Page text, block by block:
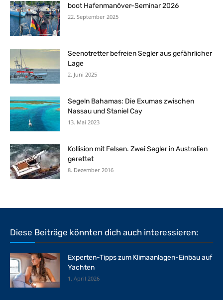
boot Hafenmanöver-Seminar 2026
22. September 2025
Seenotretter befreien Segler aus gefährlicher
Lage
2. Juni 2025
Segeln Bahamas: Die Exumas zwischen
Nassau und Staniel Cay
13. Mai 2023
Kollision mit Felsen. Zwei Segler in Australien
gerettet
8. Dezember 2016
Diese Beiträge könnten dich auch interessieren:
Experten-Tipps zum Klimaanlagen-Einbau auf
Yachten
1. April 2026